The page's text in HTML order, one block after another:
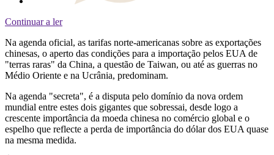
Continuar a ler
Na agenda oficial, as tarifas norte-americanas sobre as exportações
chinesas, o aperto das condições para a importação pelos EUA de
"terras raras" da China, a questão de Taiwan, ou até as guerras no
Médio Oriente e na Ucrânia, predominam.
Na agenda "secreta", é a disputa pelo domínio da nova ordem
mundial entre estes dois gigantes que sobressai, desde logo a
crescente importância da moeda chinesa no comércio global e o
espelho que reflecte a perda de importância do dólar dos EUA quase
na mesma medida.